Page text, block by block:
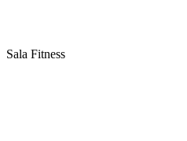
Sala Fitness